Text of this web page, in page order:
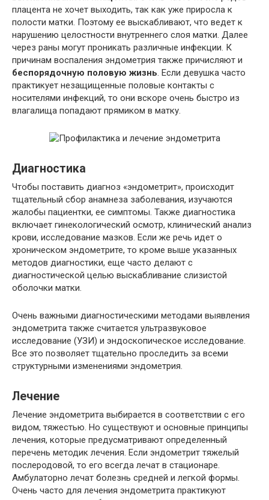
плацента не хочет выходить, так как уже приросла к
полости матки. Поэтому ее выскабливают, что ведет к
нарушению целостности внутреннего слоя матки. Далее
через раны могут проникать различные инфекции. К
причинам воспаления эндометрия также причисляют и
беспорядочную половую жизнь . Если девушка часто
практикует незащищенные половые контакты с
носителями инфекций, то они вскоре очень быстро из
влагалища попадают прямиком в матку.
Диагностика
Чтобы поставить диагноз «эндометрит», происходит
тщательный сбор анамнеза заболевания, изучаются
жалобы пациентки, ее симптомы. Также диагностика
включает гинекологический осмотр, клинический анализ
крови, исследование мазков. Если же речь идет о
хроническом эндометрите, то кроме выше указанных
методов диагностики, еще часто делают с
диагностической целью выскабливание слизистой
оболочки матки.
Очень важными диагностическими методами выявления
эндометрита также считается ультразвуковое
исследование (УЗИ) и эндоскопическое исследование.
Все это позволяет тщательно проследить за всеми
структурными изменениями эндометрия.
Лечение
Лечение эндометрита выбирается в соответствии с его
видом, тяжестью. Но существуют и основные принципы
лечения, которые предусматривают определенный
перечень методик лечения. Если эндометрит тяжелый
послеродовой, то его всегда лечат в стационаре.
Амбулаторно лечат болезнь средней и легкой формы.
Очень часто для лечения эндометрита практикуют